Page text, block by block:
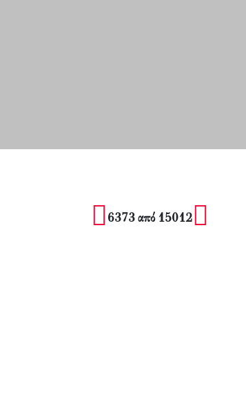
6373 από 15012